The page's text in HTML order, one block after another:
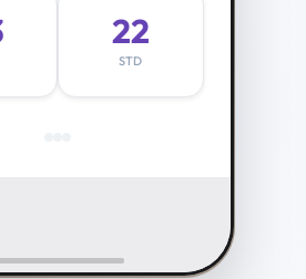
22
STD